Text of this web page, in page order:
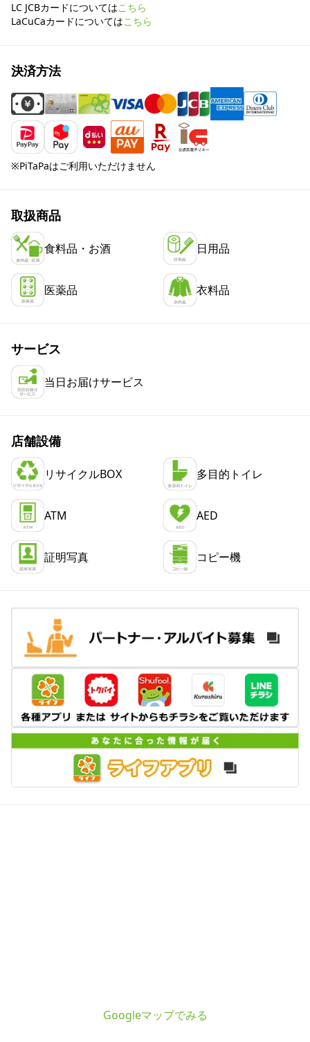
LC JCBカードについてはこちら
LaCuCaカードについてはこちら
決済方法
※PiTaPaはご利用いただけません
取扱商品
食料品・お酒 日用品
医薬品 衣料品
サービス
当日お届けサービス
店舗設備
リサイクルBOX 多目的トイレ
ATM AED
証明写真 コピー機
Googleマップでみる